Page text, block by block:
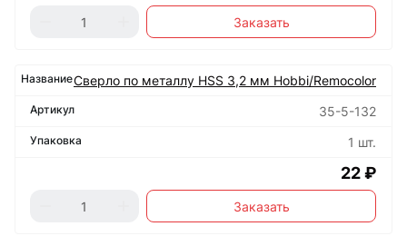
Заказать
Сверло по металлу HSS 3,2 мм Hobbi/Remocolor
35-5-132
1 шт.
22 ₽
Заказать